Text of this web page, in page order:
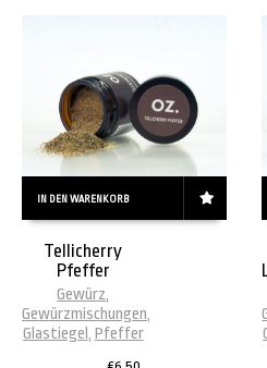
IN DEN WARENKORB
Tellicherry
Pfeffer
Gewürz,
Gewürzmischungen,
Glastiegel , Pfeffer